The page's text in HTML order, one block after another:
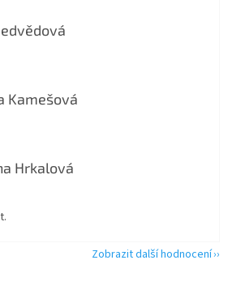
obchodu je 5 z 5 hvězdiček.
Kamešová
obchodu je 5 z 5 hvězdiček.
Hrkalová
obchodu je 5 z 5 hvězdiček.
Zobrazit další hodnocení